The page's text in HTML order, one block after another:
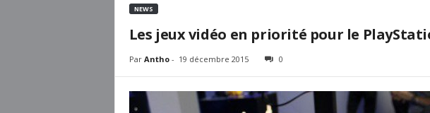
NEWS
Les jeux vidéo en priorité pour le
Par Antho- 19 décembre 2015 0